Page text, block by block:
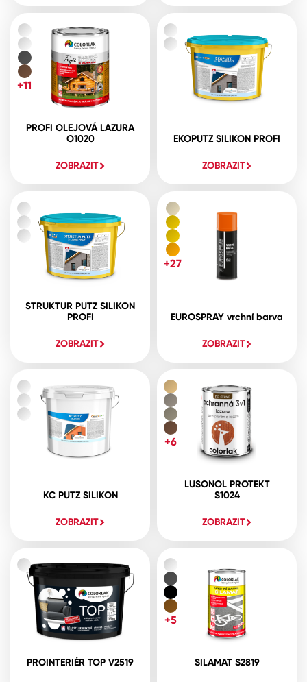
PROFI OLEJOVÁ LAZURA
O1020
ZOBRAZIT
+11
EKOPUTZ SILIKON PROFI
ZOBRAZIT
STRUKTUR PUTZ SILIKON
PROFI
ZOBRAZIT
EUROSPRAY vrchní barva
ZOBRAZIT
+27
KC PUTZ SILIKON
ZOBRAZIT
LUSONOL PROTEKT
S1024
ZOBRAZIT
+6
PROINTERIÉR TOP V2519 SILAMAT S2819
+5